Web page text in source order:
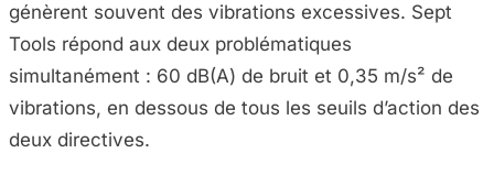
génèrent souvent des vibrations excessives. Sept
Tools répond aux deux problématiques
simultanément : 60 dB(A) de bruit et 0,35 m/s² de
vibrations, en dessous de tous les seuils d’action des
deux directives.